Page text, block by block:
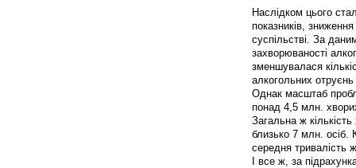
Наслідком цього
показників,
суспільстві. За
захворюваності
зменшувалася
алкогольних
Однак масштаб
понад 4,5 млн.
Загальна ж
близько 7 млн. осіб.
середня тривалість
І все ж, за